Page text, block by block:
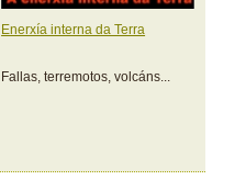
Enerxía interna da Terra
Fallas, terremotos, volcáns...